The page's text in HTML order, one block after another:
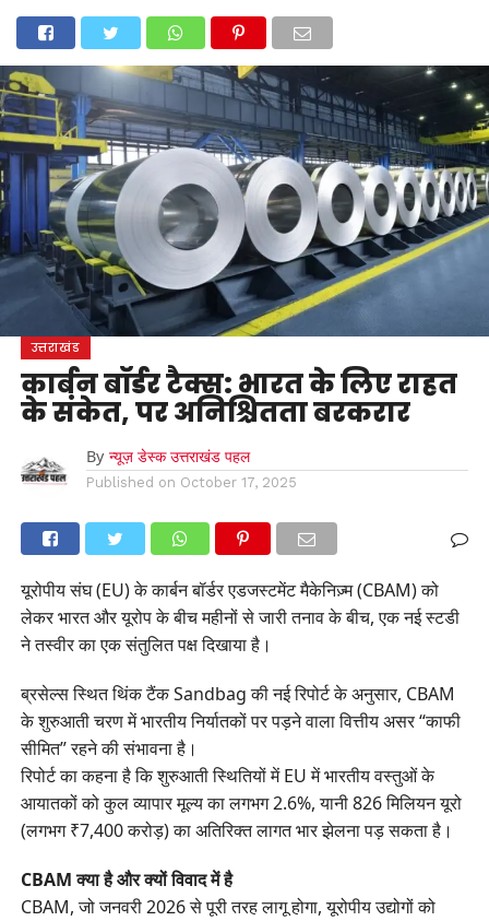
उत्तराखंड अल्मोड़ाउत्तरकाशीउधम सिंह नगरचंपावत चमोली
टिहरी गढ़वाल
देहरादूननैनीतालपिथौरागढ़ पौड़ी गढ़वालबागेश्वर रुद्रप्रयाग
दुनिया
मनोरंजन
उत्तराखंड
कार्बन बॉर्डर टैक्स: भारत के लिए राहत
के संकेत, पर अनिश्चितता बरकरार
By न्यूज़ डेस्क उत्तराखंड पहल
Published on October 17, 2025
यूरोपीय संघ (EU) के कार्बन बॉर्डर एडजस्टमेंट मैकेनिज़्म (CBAM) को
लेकर भारत और यूरोप के बीच महीनों से जारी तनाव के बीच, एक नई स्टडी
ने तस्वीर का एक संतुलित पक्ष दिखाया है।
ब्रसेल्स स्थित थिंक टैंक Sandbag की नई रिपोर्ट के अनुसार, CBAM
के शुरुआती चरण में भारतीय निर्यातकों पर पड़ने वाला वित्तीय असर “काफी
सीमित” रहने की संभावना है।
रिपोर्ट का कहना है कि शुरुआती स्थितियों में EU में भारतीय वस्तुओं के
आयातकों को कुल व्यापार मूल्य का लगभग 2.6%, यानी 826 मिलियन यूरो
(लगभग ₹7,400 करोड़) का अतिरिक्त लागत भार झेलना पड़ सकता है।
CBAM क्या है और क्यों विवाद में है
CBAM, जो जनवरी 2026 से पूरी तरह लागू होगा, यूरोपीय उद्योगों को